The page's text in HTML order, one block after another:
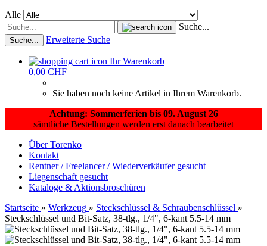
Alle
Suche...
Suche... Erweiterte Suche
Ihr Warenkorb
0,00 CHF
Sie haben noch keine Artikel in Ihrem Warenkorb.
Achtung: Sommerferien bis 09. August 26
sämtliche Bestellungen werden erst danach bearbeitet
Über Torenko
Kontakt
Rentner / Freelancer / Wiederverkäufer gesucht
Liegenschaft gesucht
Kataloge & Aktionsbroschüren
Startseite » Werkzeug » Steckschlüssel & Schraubenschlüssel »
Steckschlüssel und Bit-Satz, 38-tlg., 1/4", 6-kant 5.5-14 mm